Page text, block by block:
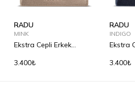
RADU
MINK
Ekstra Cepli Erkek
3.400₺
RADU
INDIGO
Ekstra
3.400₺